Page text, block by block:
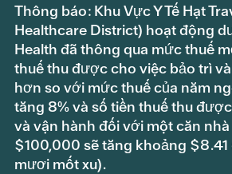
Thông báo: Khu Vực Y Tế Hạt
Healthcare District) hoạt động
Health đã thông qua mức thuế
thuế thu được cho việc bảo trì
hơn so với mức thuế của năm
tăng 8% và số tiền thuế thu
và vận hành đối với một căn
$100,000 sẽ tăng khoảng $8.41
mươi mốt xu).